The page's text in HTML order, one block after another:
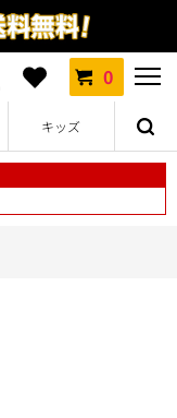
0
キッズ